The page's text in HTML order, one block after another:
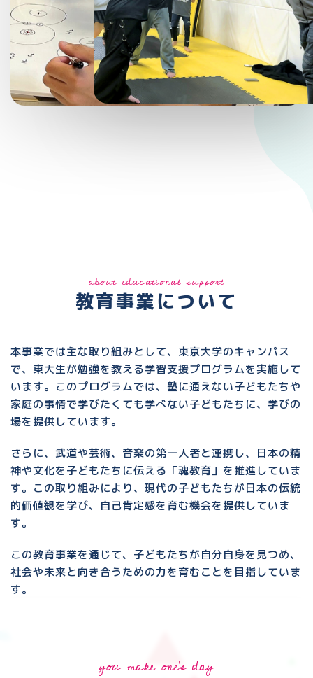
about educational support
教育事業について
本事業では主な取り組みとして、東京大学のキャンパス
で、東大生が勉強を教える学習支援プログラムを実施して
います。このプログラムでは、塾に通えない子どもたちや
家庭の事情で学びたくても学べない子どもたちに、学びの
場を提供しています。
さらに、武道や芸術、音楽の第一人者と連携し、日本の精
神や文化を子どもたちに伝える「魂教育」を推進していま
す。この取り組みにより、現代の子どもたちが日本の伝統
的価値観を学び、自己肯定感を育む機会を提供していま
す。
この教育事業を通じて、子どもたちが自分自身を見つめ、
社会や未来と向き合うための力を育むことを目指していま
す。
you make one's day